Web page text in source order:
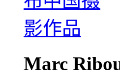
Marc